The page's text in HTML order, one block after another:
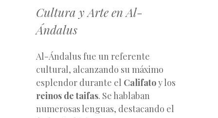
Cultura y Arte en Al-
Ándalus
Al-Ándalus fue un referente
cultural, alcanzando su máximo
esplendor durante el Califatoy los
reinos de taifas. Se hablaban
numerosas lenguas, destacando el